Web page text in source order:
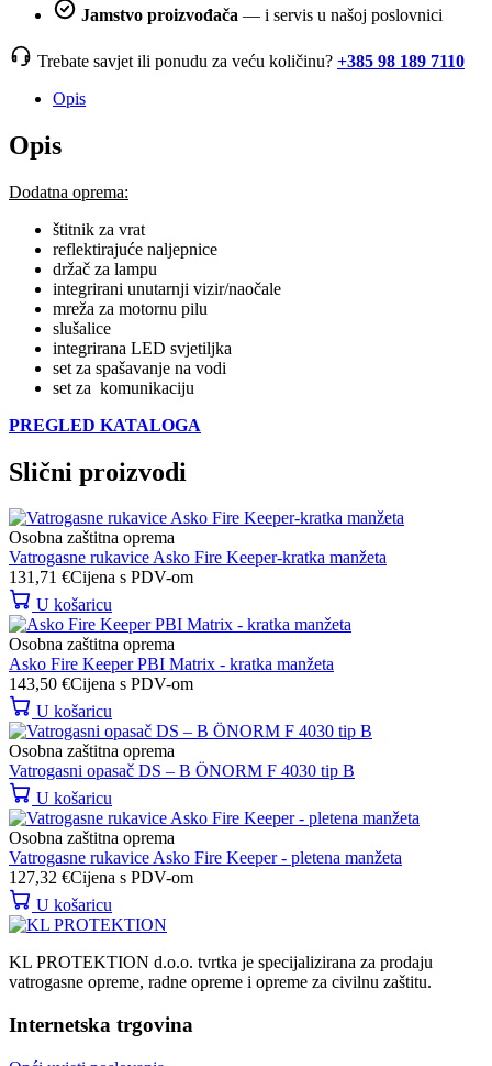
Jamstvo proizvođača — i servis u našoj poslovnici
Trebate savjet ili ponudu za veću količinu? +385 98 189 7110
Opis
Opis
Dodatna oprema:
štitnik za vrat
reflektirajuće naljepnice
držač za lampu
integrirani unutarnji vizir/naočale
mreža za motornu pilu
slušalice
integrirana LED svjetiljka
set za spašavanje na vodi
set za komunikaciju
PREGLED KATALOGA
Slični proizvodi
Osobna zaštitna oprema
Vatrogasne rukavice Asko Fire Keeper-kratka manžeta
131,71 €Cijena s PDV-om
U košaricu
Osobna zaštitna oprema
Asko Fire Keeper PBI Matrix - kratka manžeta
143,50 €Cijena s PDV-om
U košaricu
Osobna zaštitna oprema
Vatrogasni opasač DS – B ÖNORM F 4030 tip B
U košaricu
Osobna zaštitna oprema
Vatrogasne rukavice Asko Fire Keeper - pletena manžeta
127,32 €Cijena s PDV-om
U košaricu
KL PROTEKTION d.o.o. tvrtka je specijalizirana za prodaju
vatrogasne opreme, radne opreme i opreme za civilnu zaštitu.
Internetska trgovina